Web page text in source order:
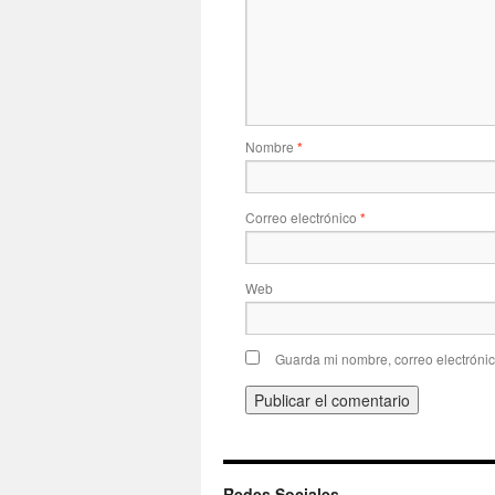
Nombre *
Correo electrónico *
Web
Guarda mi nombre, correo